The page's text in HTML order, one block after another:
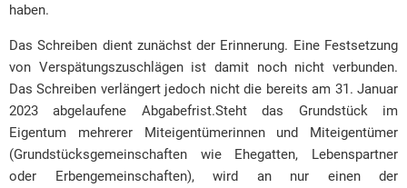
haben.
Das Schreiben dient zunächst der Erinnerung. Eine Festsetzung
von Verspätungszuschlägen ist damit noch nicht verbunden.
Das Schreiben verlängert jedoch nicht die bereits am 31. Januar
2023 abgelaufene Abgabefrist.Steht das Grundstück im
Eigentum mehrerer Miteigentümerinnen und Miteigentümer
(Grundstücksgemeinschaften wie Ehegatten, Lebenspartner
oder Erbengemeinschaften), wird an nur einen der